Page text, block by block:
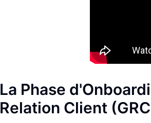
La Phase
Relation Client